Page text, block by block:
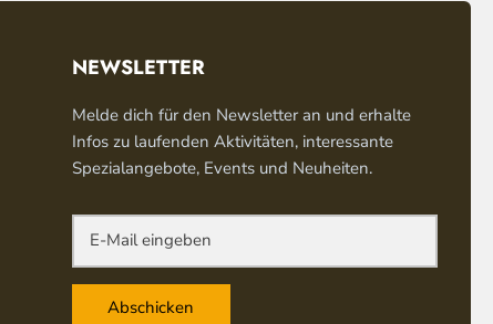
NEWSLETTER
Melde dich für den Newsletter an und erhalte
Infos zu laufenden Aktivitäten, interessante
Spezialangebote, Events und Neuheiten.
Abschicken